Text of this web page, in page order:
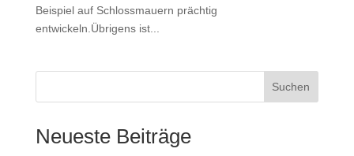
Beispiel auf Schlossmauern prächtig
entwickeln.Übrigens ist...
Suchen
Neueste Beiträge